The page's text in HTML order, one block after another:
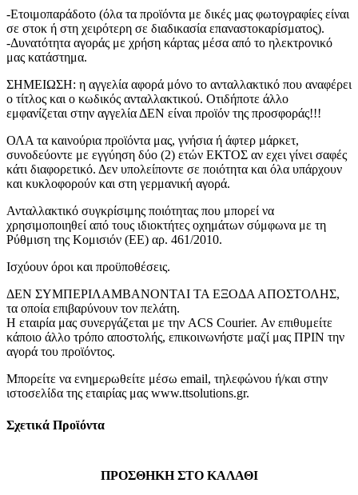
-Ετοιμοπαράδοτο (όλα τα προϊόντα με δικές μας φωτογραφίες είναι
σε στοκ ή στη χειρότερη σε διαδικασία επαναστοκαρίσματος).
-Δυνατότητα αγοράς με χρήση κάρτας μέσα από το ηλεκτρονικό
μας κατάστημα.
ΣΗΜΕΙΩΣΗ: η αγγελία αφορά μόνο το ανταλλακτικό που αναφέρει
ο τίτλος και ο κωδικός ανταλλακτικού. Οτιδήποτε άλλο
εμφανίζεται στην αγγελία ΔΕΝ είναι προϊόν της προσφοράς!!!
ΟΛΑ τα καινούρια προϊόντα μας, γνήσια ή άφτερ μάρκετ,
συνοδεύοντε με εγγύηση δύο (2) ετών ΕΚΤΟΣ αν εχει γίνει σαφές
κάτι διαφορετικό. Δεν υπολείποντε σε ποιότητα και όλα υπάρχουν
και κυκλοφορούν και στη γερμανική αγορά.
Ανταλλακτικό συγκρίσιμης ποιότητας που μπορεί να
χρησιμοποιηθεί από τους ιδιοκτήτες οχημάτων σύμφωνα με τη
Ρύθμιση της Κομισιόν (ΕΕ) αρ. 461/2010.
Ισχύουν όροι και προϋποθέσεις.
ΔΕΝ ΣΥΜΠΕΡΙΛΑΜΒΑΝΟΝΤΑΙ ΤΑ ΕΞΟΔΑ ΑΠΟΣΤΟΛΗΣ,
τα οποία επιβαρύνουν τον πελάτη.
Η εταιρία μας συνεργάζεται με την ACS Courier. Αν επιθυμείτε
κάποιο άλλο τρόπο αποστολής, επικοινωνήστε μαζί μας ΠΡΙΝ την
αγορά του προϊόντος.
Μπορείτε να ενημερωθείτε μέσω email, τηλεφώνου ή/και στην
ιστοσελίδα της εταιρίας μας www.ttsolutions.gr.
Σχετικά Προϊόντα
ΠΡΟΣΘΉΚΗ ΣΤΟ ΚΑΛΆΘΙ